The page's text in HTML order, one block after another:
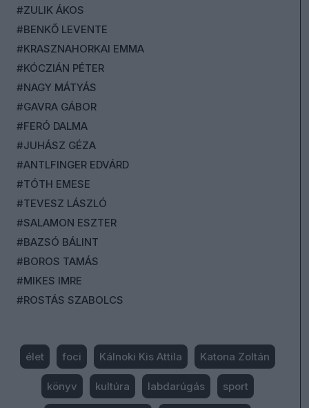
#ZULIK ÁKOS
#BENKŐ LEVENTE
#KRASZNAHORKAI EMMA
#KÓCZIÁN PÉTER
#NAGY MÁTYÁS
#GAVRA GÁBOR
#FERÓ DALMA
#JUHÁSZ GÉZA
#ANTLFINGER EDVÁRD
#TÓTH EMESE
#TEVESZ LÁSZLÓ
#SALAMON ESZTER
#BAZSÓ BÁLINT
#BOROS TAMÁS
#MIKES IMRE
#ROSTÁS SZABOLCS
élet foci Kálnoki Kis Attila Katona Zoltán
könyv kultúra labdarúgás sport